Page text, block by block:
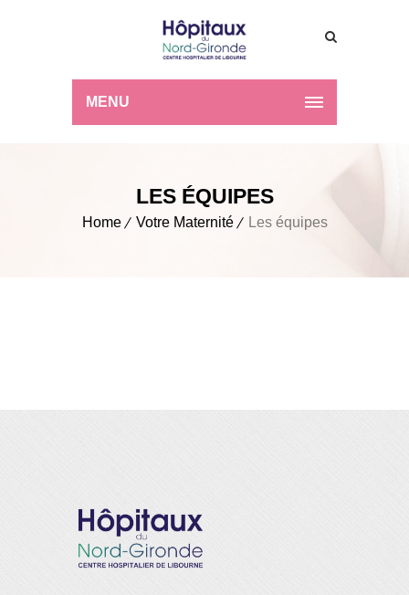
MENU
LES ÉQUIPES
Home Votre Maternité Les équipes